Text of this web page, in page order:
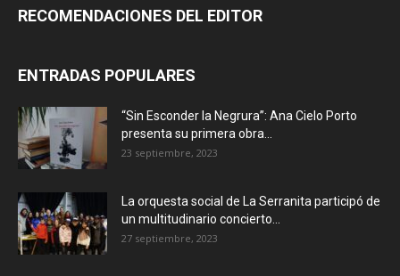
RECOMENDACIONES DEL EDITOR
ENTRADAS POPULARES
“Sin Esconder la Negrura”: Ana Cielo Porto
presenta su primera obra...
23 septiembre, 2023
La orquesta social de La Serranita participó de
un multitudinario concierto...
27 septiembre, 2023